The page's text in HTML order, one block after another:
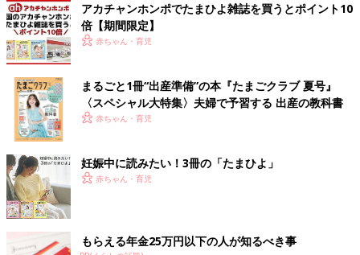
がりを見越しているからこそ、より大切に着せたくなる”、そん
な工夫でもあると感じました。
長く着られるように。サイズ調整ができるスナップ
ボタン
アカチャンホンポでたまひよ雑誌を買うとポイント10
倍【期間限定】
赤ちゃん・育児
まるごと1冊“出産準備”の本『たまごクラブ 夏号』
〈スペシャル大特集〉夫婦で予習する 出産の教科書
赤ちゃん・育児
妊娠中に読みたい！3冊の「たまひよ」
赤ちゃん・育児
もらえる年金25万円以下の人が知るべき事